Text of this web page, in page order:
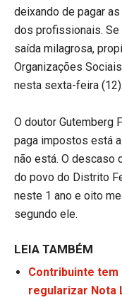
deixando de pagar
dos profissionais. Se
saída milagrosa,
Organizações
nesta sexta-feira (12).
O doutor Gutemberg
paga impostos está
não está. O descaso
do povo do Distrito
neste 1 ano e oito
segundo ele.
LEIA TAMBÉM
Contribuinte
regularizar Nota